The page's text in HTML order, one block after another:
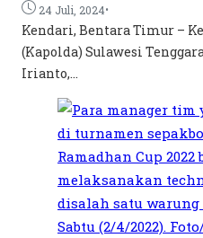
24 Juli, 2024•
Kendari, Bentara Timur –
(Kapolda) Sulawesi
Irianto,...